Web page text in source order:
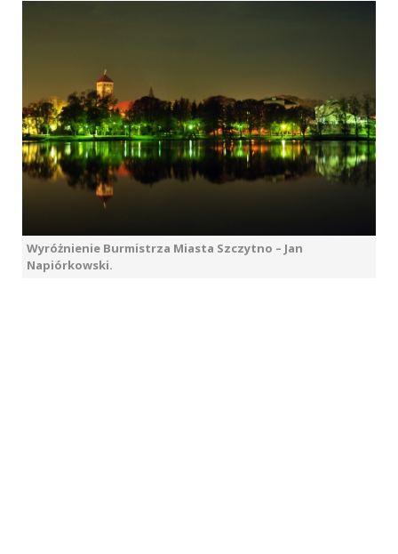
Wyróżnienie Burmistrza Miasta Szczytno – Jan
Napiórkowski.